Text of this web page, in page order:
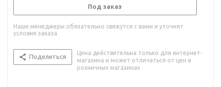
Под заказ
Наши менеджеры обязательно свяжутся с вами и уточнят
условия заказа
Поделиться
Цена действительна только для интернет-
магазина и может отличаться от цен в
розничных магазинах